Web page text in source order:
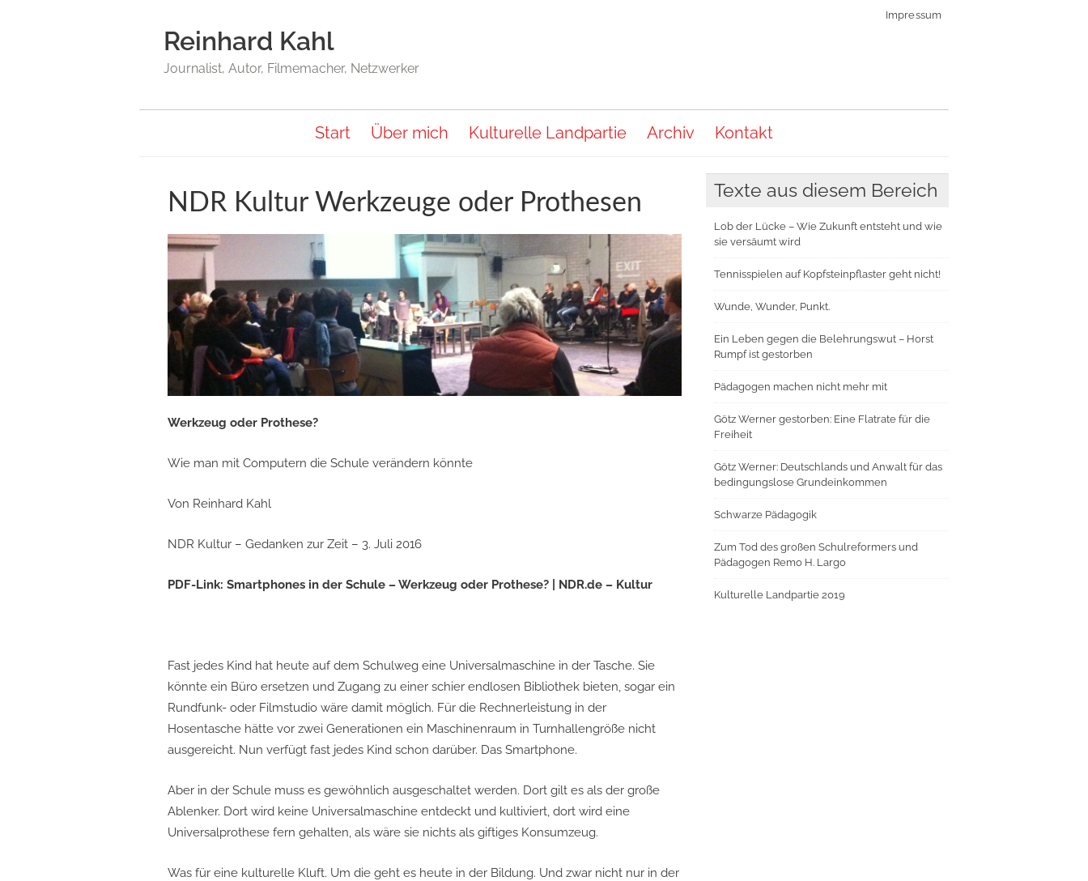
Reinhard Kahl
Journalist, Autor, Filmemacher, Netzwerker
Impressum
Start Über mich Kulturelle Landpartie Archiv Kontakt
NDR Kultur Werkzeuge oder Prothesen
Werkzeug oder Prothese?
Wie man mit Computern die Schule verändern könnte
Von Reinhard Kahl
NDR Kultur – Gedanken zur Zeit – 3. Juli 2016
PDF-Link: Smartphones in der Schule – Werkzeug oder Prothese? | NDR.de – Kultur
Fast jedes Kind hat heute auf dem Schulweg eine Universalmaschine in der Tasche. Sie
könnte ein Büro ersetzen und Zugang zu einer schier endlosen Bibliothek bieten, sogar ein
Rundfunk- oder Filmstudio wäre damit möglich. Für die Rechnerleistung in der
Hosentasche hätte vor zwei Generationen ein Maschinenraum in Turnhallengröße nicht
ausgereicht. Nun verfügt fast jedes Kind schon darüber. Das Smartphone.
Aber in der Schule muss es gewöhnlich ausgeschaltet werden. Dort gilt es als der große
Ablenker. Dort wird keine Universalmaschine entdeckt und kultiviert, dort wird eine
Universalprothese fern gehalten, als wäre sie nichts als giftiges Konsumzeug.
Was für eine kulturelle Kluft. Um die geht es heute in der Bildung. Und zwar nicht nur in der
Texte aus diesem Bereich
Lob der Lücke – Wie Zukunft entsteht und wie
sie versäumt wird
Tennisspielen auf Kopfsteinpflaster geht nicht!
Wunde, Wunder, Punkt.
Ein Leben gegen die Belehrungswut – Horst
Rumpf ist gestorben
Pädagogen machen nicht mehr mit
Götz Werner gestorben: Eine Flatrate für die
Freiheit
Götz Werner: Deutschlands und Anwalt für das
bedingungslose Grundeinkommen
Schwarze Pädagogik
Zum Tod des großen Schulreformers und
Pädagogen Remo H. Largo
Kulturelle Landpartie 2019